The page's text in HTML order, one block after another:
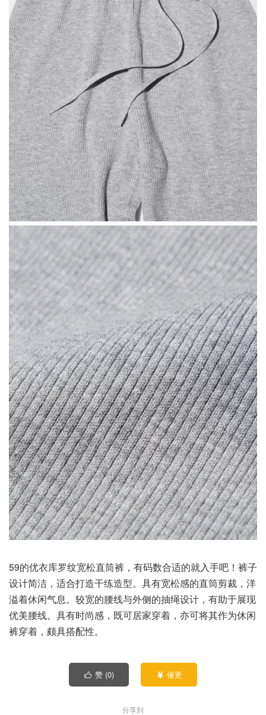
59的优衣库罗纹宽松直筒裤，有码数合适的就入手吧！裤子
设计简洁，适合打造干练造型。具有宽松感的直筒剪裁，洋
溢着休闲气息。较宽的腰线与外侧的抽绳设计，有助于展现
优美腰线。具有时尚感，既可居家穿着，亦可将其作为休闲
裤穿着，颇具搭配性。
 赞 (0)  催更
分享到